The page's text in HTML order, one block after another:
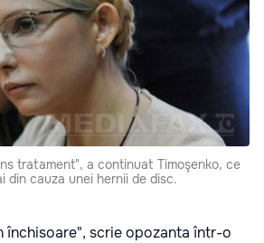
tratament", a continuat Timoşenko, ce
din cauza unei hernii de disc.
închisoare", scrie opozanta într-o